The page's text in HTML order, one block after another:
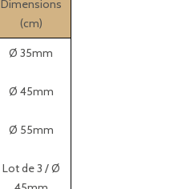
Dimensions
(cm)
Ø 35mm
Ø 45mm
Ø 55mm
Lot de 3 / Ø